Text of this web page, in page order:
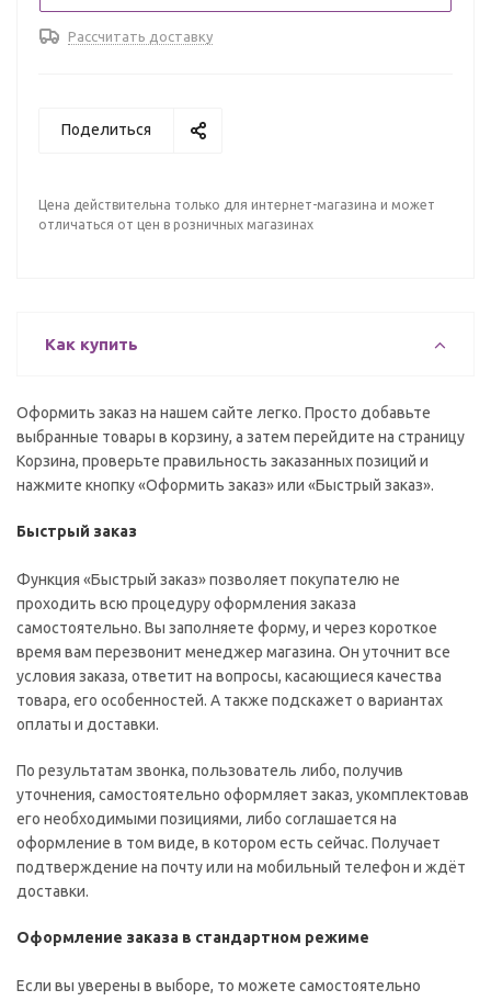
Рассчитать доставку
Поделиться
Цена действительна только для интернет-магазина и может
отличаться от цен в розничных магазинах
Как купить
Оформить заказ на нашем сайте легко. Просто добавьте
выбранные товары в корзину, а затем перейдите на страницу
Корзина, проверьте правильность заказанных позиций и
нажмите кнопку «Оформить заказ» или «Быстрый заказ».
Быстрый заказ
Функция «Быстрый заказ» позволяет покупателю не
проходить всю процедуру оформления заказа
самостоятельно. Вы заполняете форму, и через короткое
время вам перезвонит менеджер магазина. Он уточнит все
условия заказа, ответит на вопросы, касающиеся качества
товара, его особенностей. А также подскажет о вариантах
оплаты и доставки.
По результатам звонка, пользователь либо, получив
уточнения, самостоятельно оформляет заказ, укомплектовав
его необходимыми позициями, либо соглашается на
оформление в том виде, в котором есть сейчас. Получает
подтверждение на почту или на мобильный телефон и ждёт
доставки.
Оформление заказа в стандартном режиме
Если вы уверены в выборе, то можете самостоятельно